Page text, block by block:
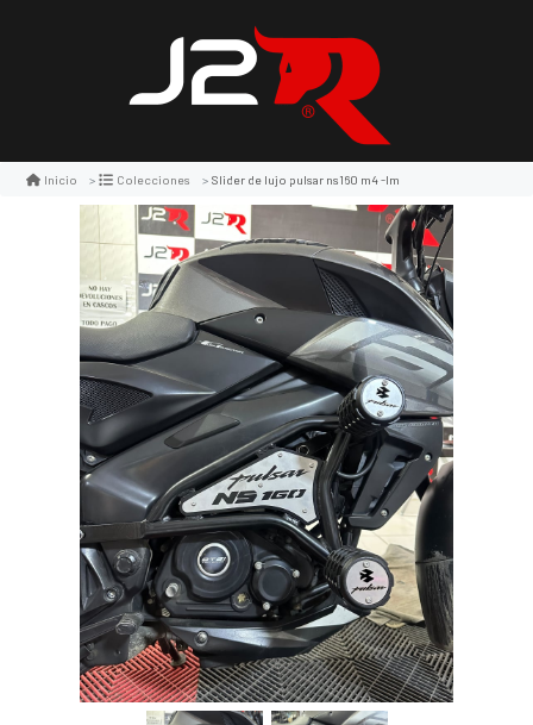
Inicio Colecciones Slider de lujo pulsar ns160 m4 -lm